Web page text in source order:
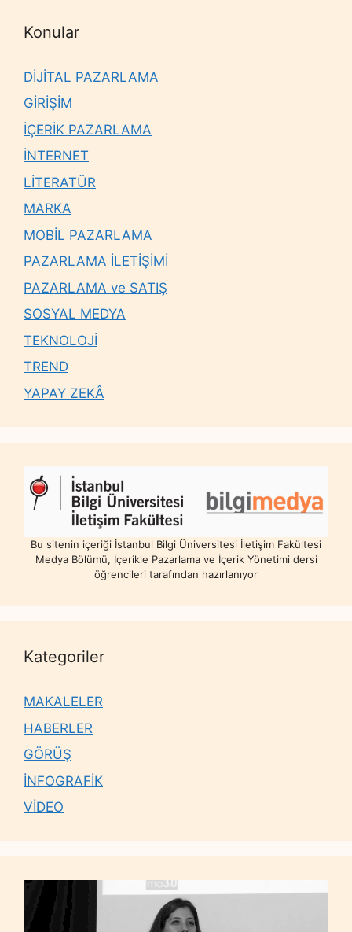
Konular
DİJİTAL PAZARLAMA
GİRİŞİM
İÇERİK PAZARLAMA
İNTERNET
LİTERATÜR
MARKA
MOBİL PAZARLAMA
PAZARLAMA İLETİŞİMİ
PAZARLAMA ve SATIŞ
SOSYAL MEDYA
TEKNOLOJİ
TREND
YAPAY ZEKÂ
Bu sitenin içeriği İstanbul Bilgi Üniversitesi İletişim Fakültesi
Medya Bölümü, İçerikle Pazarlama ve İçerik Yönetimi dersi
öğrencileri tarafından hazırlanıyor
Kategoriler
MAKALELER
HABERLER
GÖRÜŞ
İNFOGRAFİK
VİDEO